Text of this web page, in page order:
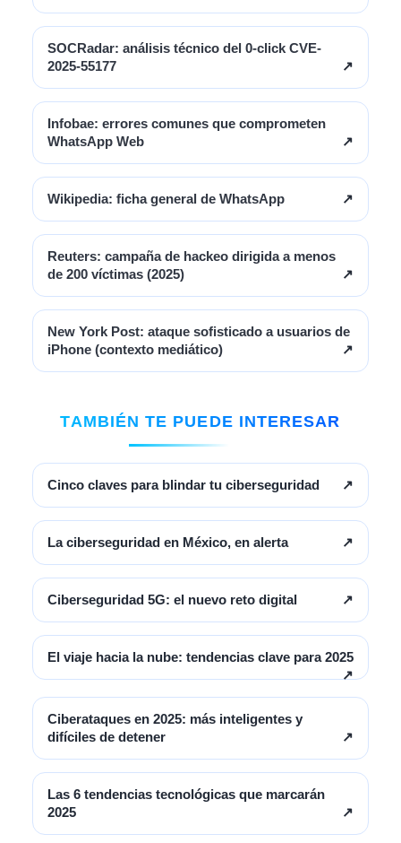
SOCRadar: análisis técnico del 0-click CVE-
2025-55177
↗
Infobae: errores comunes que comprometen
WhatsApp Web
↗
Wikipedia: ficha general de WhatsApp ↗
Reuters: campaña de hackeo dirigida a menos
de 200 víctimas (2025)
↗
New York Post: ataque sofisticado a usuarios de
iPhone (contexto mediático)
↗
TAMBIÉN TE PUEDE INTERESAR
Cinco claves para blindar tu ciberseguridad ↗
La ciberseguridad en México, en alerta ↗
Ciberseguridad 5G: el nuevo reto digital ↗
El viaje hacia la nube: tendencias clave para 2025
↗
Ciberataques en 2025: más inteligentes y
difíciles de detener
↗
Las 6 tendencias tecnológicas que marcarán
2025
↗